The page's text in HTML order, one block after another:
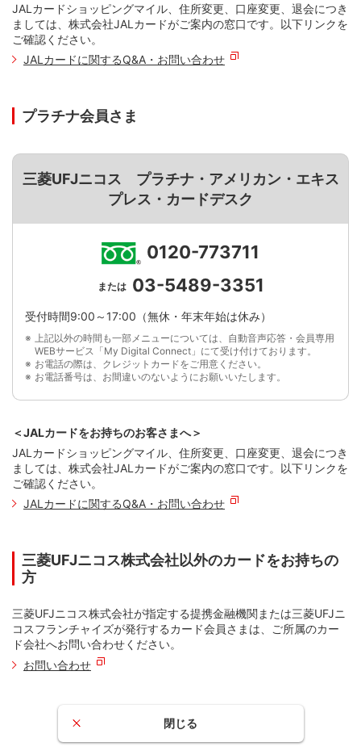
JALカードショッピングマイル、住所変更、口座変更、退会につき
ましては、株式会社JALカードがご案内の窓口です。以下リンクを
ご確認ください。
JALカードに関するQ&A・お問い合わせ
プラチナ会員さま
三菱UFJニコス プラチナ・アメリカン・エキス
プレス・カードデスク
0120-773711
または 03-5489-3351
受付時間9:00～17:00（無休・年末年始は休み）
上記以外の時間も一部メニューについては、自動音声応答・会員専用
WEBサービス「My Digital Connect」にて受け付けております。
お電話の際は、クレジットカードをご用意ください。
お電話番号は、お間違いのないようにお願いいたします。
＜JALカードをお持ちのお客さまへ＞
JALカードショッピングマイル、住所変更、口座変更、退会につき
ましては、株式会社JALカードがご案内の窓口です。以下リンクを
ご確認ください。
JALカードに関するQ&A・お問い合わせ
三菱UFJニコス株式会社以外のカードをお持ちの
方
三菱UFJニコス株式会社が指定する提携金融機関または三菱UFJニ
コスフランチャイズが発行するカード会員さまは、ご所属のカー
ド会社へお問い合わせください。
お問い合わせ
閉じる